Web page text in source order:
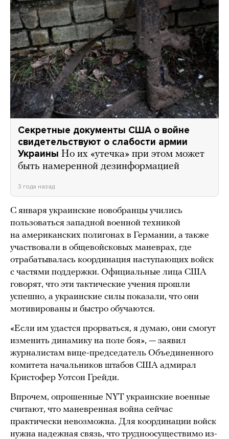
Секретные документы США о войне
свидетельствуют о слабости армии
Украины Но их «утечка» при этом может
быть намеренной дезинформацией
3 года назад
С января украинские новобранцы учились
пользоваться западной военной техникой
на американских полигонах в Германии, а также
участвовали в общевойсковых маневрах, где
отрабатывалась координация наступающих войск
с частями поддержки. Официальные лица США
говорят, что эти тактические учения прошли
успешно, а украинские силы показали, что они
мотивированы и быстро обучаются.
«Если им удастся прорваться, я думаю, они смогут
изменить динамику на поле боя», — заявил
журналистам вице-председатель Объединенного
комитета начальников штабов США адмирал
Кристофер Уотсон Грейди.
Впрочем, опрошенные NYT украинские военные
считают, что маневренная война сейчас
практически невозможна. Для координации войск
нужна надежная связь, что трудноосуществимо из-